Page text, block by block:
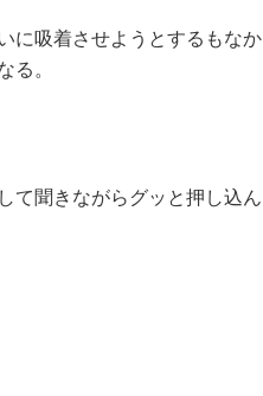
に吸着させようとするもなか
る。
て聞きながらグッと押し込ん